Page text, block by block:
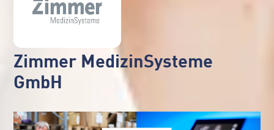
Zimmer MedizinSysteme
GmbH